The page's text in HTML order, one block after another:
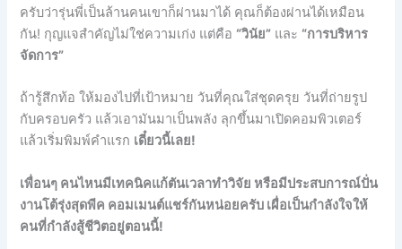
ครับว่ารุ่นพี่เป็นล้านคนเขาก็ผ่านมาได้ คุณก็ต้องผ่านได้เหมือน
กัน! กุญแจสำคัญไม่ใช่ความเก่ง แต่คือ “วินัย” และ “การบริหาร
จัดการ”
ถ้ารู้สึกท้อ ให้มองไปที่เป้าหมาย วันที่คุณใส่ชุดครุย วันที่ถ่ายรูป
กับครอบครัว แล้วเอามันมาเป็นพลัง ลุกขึ้นมาเปิดคอมพิวเตอร์
แล้วเริ่มพิมพ์คำแรก เดี๋ยวนี้เลย!
เพื่อนๆ คนไหนมีเทคนิคแก้ตันเวลาทำวิจัย หรือมีประสบการณ์ปั่น
งานโต้รุ่งสุดพีค คอมเมนต์แชร์กันหน่อยครับ เผื่อเป็นกำลังใจให้
คนที่กำลังสู้ชีวิตอยู่ตอนนี้!